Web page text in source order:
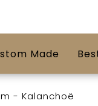
Made
- Kalanchoë